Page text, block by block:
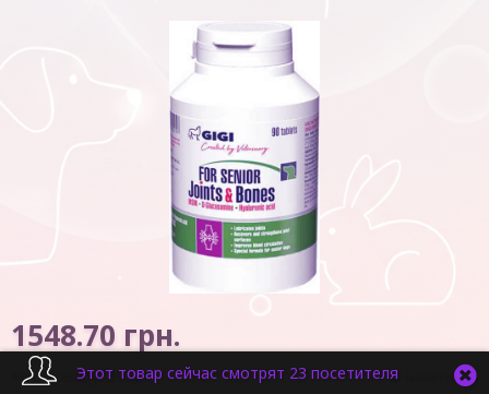
1548.70 грн.
Код товару:3932 в наявності
Этот товар сейчас смотрят 23 посетителя